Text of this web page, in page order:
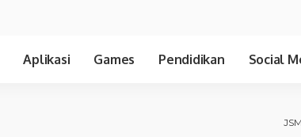
Aplikasi Games Pendidikan Social